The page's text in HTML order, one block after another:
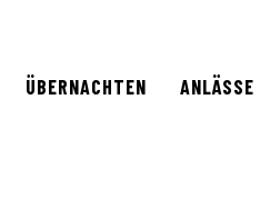
ÜBERNACHTEN ANLÄSSE